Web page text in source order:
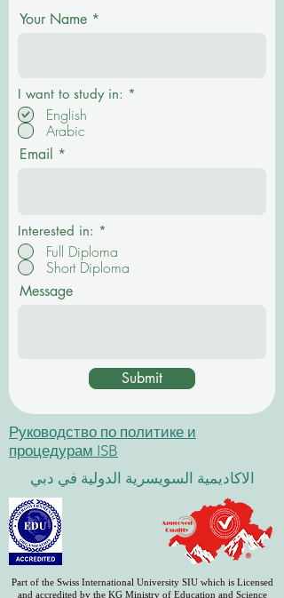
Your Name
I want to study in: *
English
Arabic
Email
Interested in: *
Full Diploma
Short Diploma
Message
Submit
Руководство по политике и
процедурам ISB
الاكاديمية السويسرية الدولية في دبي
Part of the Swiss International University SIU which is Licensed
and accredited by the KG Ministry of Education and Science